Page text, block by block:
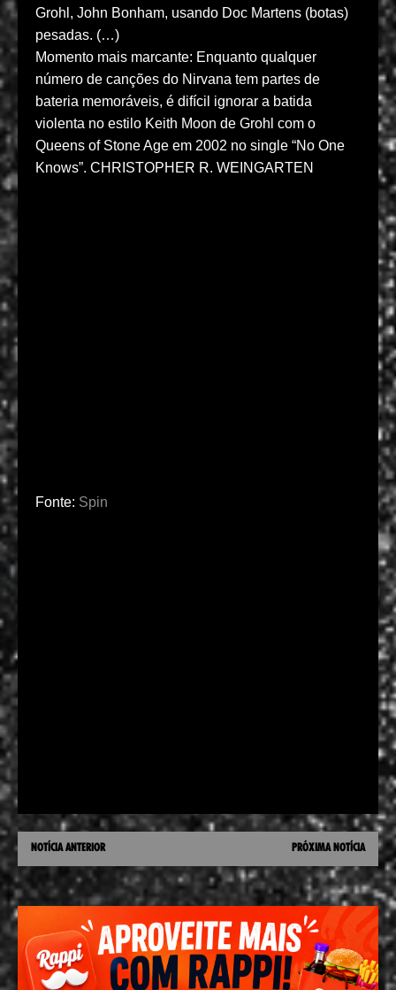
Grohl, John Bonham, usando Doc Martens (botas)
pesadas. (…)
Momento mais marcante: Enquanto qualquer
número de canções do Nirvana tem partes de
bateria memoráveis, é difícil ignorar a batida
violenta no estilo Keith Moon de Grohl com o
Queens of Stone Age em 2002 no single “No One
Knows”. CHRISTOPHER R. WEINGARTEN
Fonte: Spin
NOTÍCIA ANTERIOR PRÓXIMA NOTÍCIA